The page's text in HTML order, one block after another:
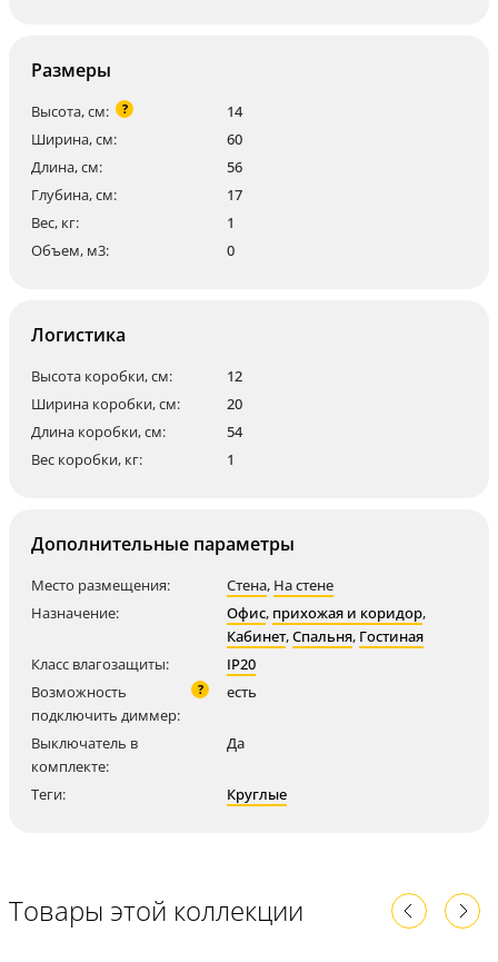
Размеры
Высота, см: ?
14
Ширина, см:
60
Длина, см:
56
Глубина, см:
17
Вес, кг:
1
Объем, м3:
0
Логистика
Высота коробки, см:
12
Ширина коробки, см:
20
Длина коробки, см:
54
Вес коробки, кг:
1
Дополнительные параметры
Место размещения: Стена, На стене
Назначение:
Офис, прихожая и коридор,
Кабинет,Спальня, Гостиная
Класс влагозащиты:
IP20
Возможность
подключить диммер:
? есть
Выключатель в
комплекте:
Да
Теги: Круглые
Товары этой коллекции